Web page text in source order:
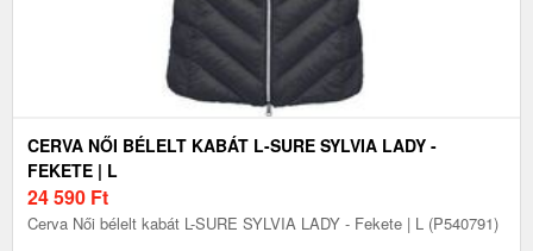
CERVA NŐI BÉLELT KABÁT L-SURE SYLVIA LADY -
FEKETE | L
24 590 Ft
Cerva Női bélelt kabát L-SURE SYLVIA LADY - Fekete | L (P540791)